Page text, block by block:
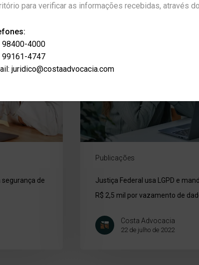
segurança de
Publicações
Justiça Federal usa LGPD e
R$ 2,5 mil por vazamento de
Costa Advocacia
22 de julho de 2022
para verificar as informações recebidas, através
98400-4000
99161-4747
juridico@costaadvocacia.com